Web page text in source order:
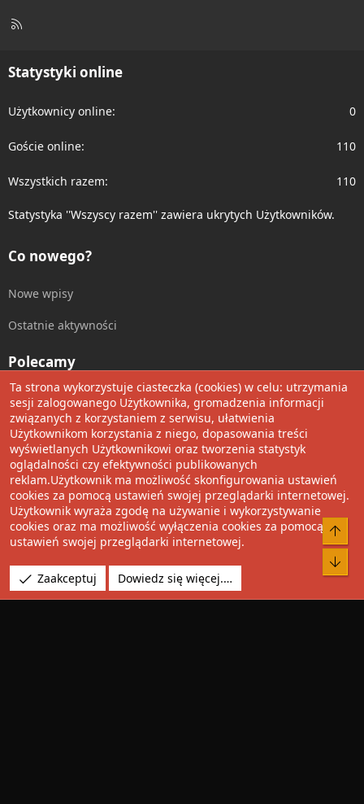
R
Statystyki online
Użytkownicy online 0
Goście online 110
Wszystkich razem 110
Statystyka ''Wszyscy razem'' zawiera ukrytych Użytkowników.
Co nowego?
Nowe wpisy
Ostatnie aktywności
Polecamy
Wolnościowe cytaty
Udostępnij
Facebook
TwitterRedditPinterest
TumblrWhatsApp
Umieść Link
Community platform by XenForo® © 2010-2022 XenForo Ltd.
Pixel Exit
Tłumaczenie wykonane przezXboxForum.pl
Media embeds
via s9e/MediaSites
Ta strona wykorzystuje ciasteczka (cookies) w celu: utrzymania
sesji zalogowanego Użytkownika, gromadzenia informacji
związanych z korzystaniem z serwisu, ułatwienia
Użytkownikom korzystania z niego, dopasowania treści
wyświetlanych Użytkownikowi oraz tworzenia statystyk
oglądalności czy efektywności publikowanych
reklam.Użytkownik ma możliwość skonfigurowania ustawień
cookies za pomocą ustawień swojej przeglądarki internetowej.
Użytkownik wyraża zgodę na używanie i wykorzystywanie
cookies oraz ma możliwość wyłączenia cookies za pomocą
ustawień swojej przeglądarki internetowej.
Zaakceptuj Dowiedz się więcej.…
Do